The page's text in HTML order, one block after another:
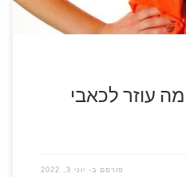
עוזר לכאבי
פורסם ב- יוני 3, 2022